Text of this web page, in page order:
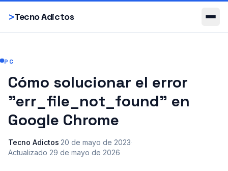
>Tecno Adictos
Smartphones
PC
Cómo solucionar el error
"err_file_not_found" en
Google Chrome
Tecno Adictos·20 de mayo de 2023·
Actualizado 29 de mayo de 2026